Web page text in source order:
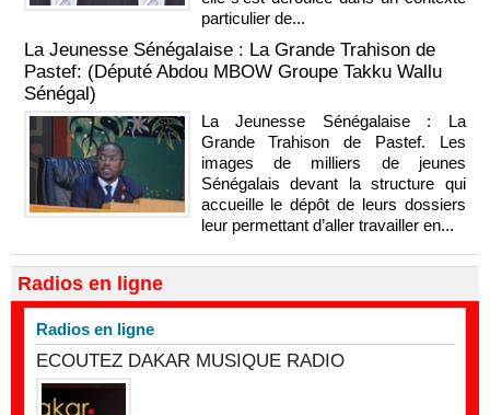
particulier de...
La Jeunesse Sénégalaise : La Grande Trahison de
Pastef: (Député Abdou MBOW Groupe Takku Wallu
Sénégal)
La Jeunesse Sénégalaise : La
Grande Trahison de Pastef. Les
images de milliers de jeunes
Sénégalais devant la structure qui
accueille le dépôt de leurs dossiers
leur permettant d’aller travailler en...
Radios en ligne
Radios en ligne
ECOUTEZ DAKAR MUSIQUE RADIO